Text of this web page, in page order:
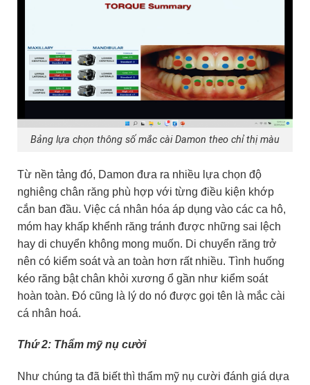
Bảng lựa chọn thông số mắc cài Damon theo chỉ thị màu
Từ nền tảng đó, Damon đưa ra nhiều lựa chọn độ
nghiêng chân răng phù hợp với từng điều kiện khớp
cắn ban đầu. Việc cá nhân hóa áp dụng vào các ca hô,
móm hay khấp khểnh răng tránh được những sai lệch
hay di chuyển không mong muốn. Di chuyển răng trở
nên có kiểm soát và an toàn hơn rất nhiều. Tình huống
kéo răng bật chân khỏi xương ổ gần như kiểm soát
hoàn toàn. Đó cũng là lý do nó được gọi tên là mắc cài
cá nhân hoá.
Thứ 2: Thẩm mỹ nụ cười
Như chúng ta đã biết thì thẩm mỹ nụ cười đánh giá dựa